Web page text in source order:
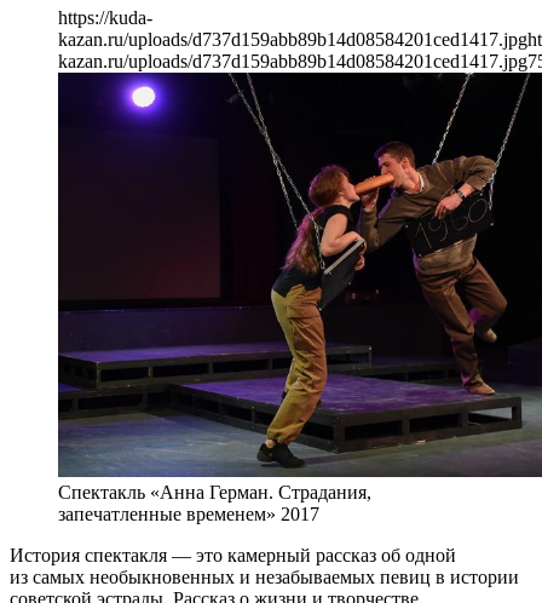
https://kuda-
kazan.ru/uploads/d737d159abb89b14d08584201ced1417.jpg
kazan.ru/uploads/d737d159abb89b14d08584201ced1417.jpg
Спектакль «Анна Герман. Страдания,
запечатленные временем» 2017
История спектакля — это камерный рассказ об одной
из самых необыкновенных и незабываемых певиц в истории
советской эстрады. Рассказ о жизни и творчестве,